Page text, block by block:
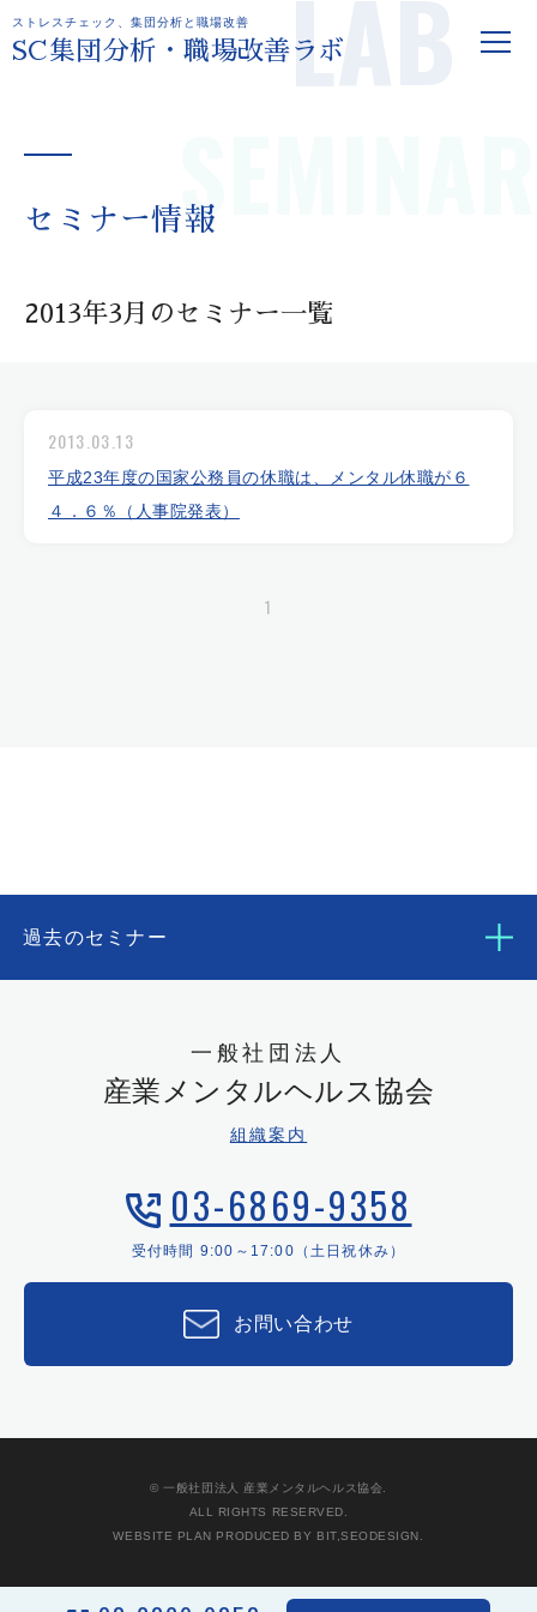
ストレスチェック、集団分析と職場改善
SC集団分析・職場改善ラボ
LAB
セミナー情報SEMINAR
2013年3月のセミナー一覧
2013.03.13
平成23年度の国家公務員の休職は、メンタル休職が６
４．６％（人事院発表）
1
過去のセミナー
一般社団法人
産業メンタルヘルス協会
組織案内
03-6869-9358
受付時間 9:00～17:00（土日祝休み）
お問い合わせ
© 一般社団法人 産業メンタルヘルス協会.
ALL RIGHTS RESERVED.
WEBSITE PLAN PRODUCED BY BIT,SEODESIGN.